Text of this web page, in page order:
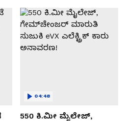
550 ಕಿ.ಮೀ ಮೈಲೇಜ್,
04:48